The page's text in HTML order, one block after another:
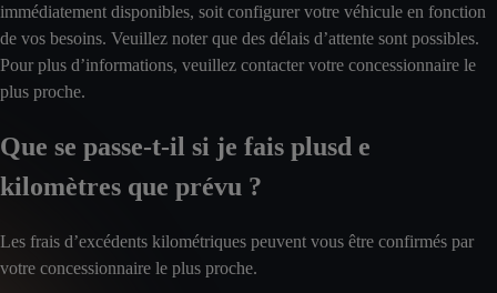
immédiatement disponibles, soit configurer votre véhicule en fonction
de vos besoins. Veuillez noter que des délais d’attente sont possibles.
Pour plus d’informations, veuillez contacter votre concessionnaire le
plus proche.
Que se passe-t-il si je fais plusd e
kilomètres que prévu ?
Les frais d’excédents kilométriques peuvent vous être confirmés par
votre concessionnaire le plus proche.